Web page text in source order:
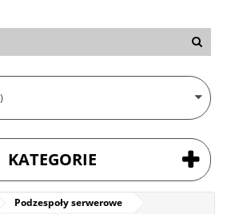
KATEGORIE
Podzespoły serwerowe